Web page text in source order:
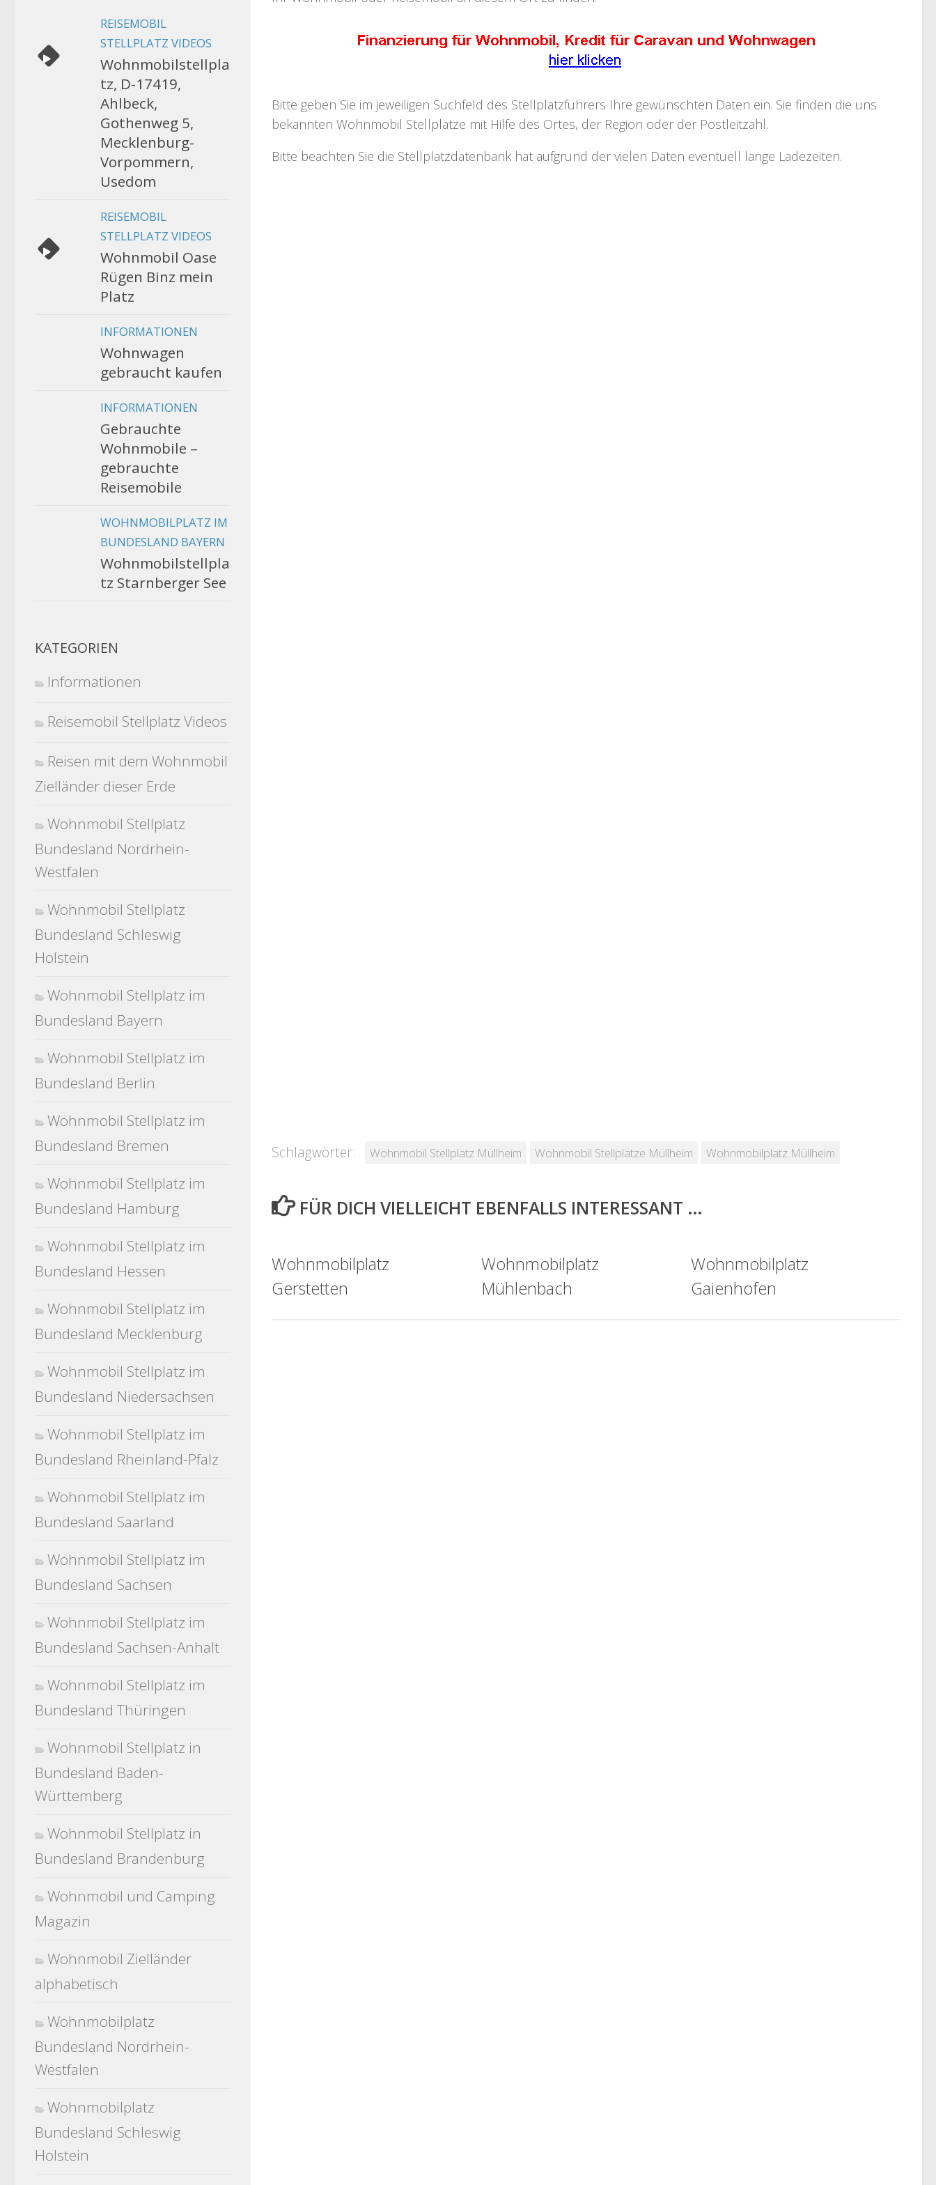
Bitte geben Sie im jeweiligen Suchfeld des Stellplatzführers Ihre gewünschten Daten ein. Sie finden die uns
bekannten Wohnmobil Stellplätze mit Hilfe des Ortes, der Region oder der Postleitzahl.
Bitte beachten Sie die Stellplatzdatenbank hat aufgrund der vielen Daten eventuell lange Ladezeiten.
Schlagwörter: Wohnmobil Stellplatz Müllheim Wohnmobil Stellplätze Müllheim Wohnmobilplatz Müllheim
FÜR DICH VIELLEICHT EBENFALLS INTERESSANT …
Wohnmobilplatz
Gerstetten
Wohnmobilplatz
Mühlenbach
Wohnmobilplatz
Gaienhofen
REISEMOBIL
STELLPLATZ VIDEOS
Wohnmobilstellpla
tz, D-17419,
Ahlbeck,
Gothenweg 5,
Mecklenburg-
Vorpommern,
Usedom
REISEMOBIL
STELLPLATZ VIDEOS
Wohnmobil Oase
Rügen Binz mein
Platz
INFORMATIONEN
Wohnwagen
gebraucht kaufen
INFORMATIONEN
Gebrauchte
Wohnmobile –
gebrauchte
Reisemobile
WOHNMOBILPLATZ IM
BUNDESLAND BAYERN
Wohnmobilstellpla
tz Starnberger See
KATEGORIEN
Informationen
Reisemobil Stellplatz Videos
Reisen mit dem Wohnmobil
Zielländer dieser Erde
Wohnmobil Stellplatz
Bundesland Nordrhein-
Westfalen
Wohnmobil Stellplatz
Bundesland Schleswig
Holstein
Wohnmobil Stellplatz im
Bundesland Bayern
Wohnmobil Stellplatz im
Bundesland Berlin
Wohnmobil Stellplatz im
Bundesland Bremen
Wohnmobil Stellplatz im
Bundesland Hamburg
Wohnmobil Stellplatz im
Bundesland Hessen
Wohnmobil Stellplatz im
Bundesland Mecklenburg
Wohnmobil Stellplatz im
Bundesland Niedersachsen
Wohnmobil Stellplatz im
Bundesland Rheinland-Pfalz
Wohnmobil Stellplatz im
Bundesland Saarland
Wohnmobil Stellplatz im
Bundesland Sachsen
Wohnmobil Stellplatz im
Bundesland Sachsen-Anhalt
Wohnmobil Stellplatz im
Bundesland Thüringen
Wohnmobil Stellplatz in
Bundesland Baden-
Württemberg
Wohnmobil Stellplatz in
Bundesland Brandenburg
Wohnmobil und Camping
Magazin
Wohnmobil Zielländer
alphabetisch
Wohnmobilplatz
Bundesland Nordrhein-
Westfalen
Wohnmobilplatz
Bundesland Schleswig
Holstein